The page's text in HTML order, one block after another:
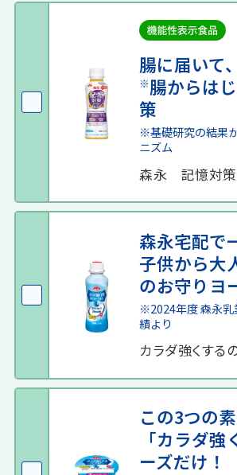
腸に届いて
※腸からは
策
※基礎研究の結果
ニズム
森永 記憶対策
森永宅配で
子供から大
のお守りヨ
※2024年度 森永乳
績より
カラダ強くする
この3つの
「カラダ強
ーズだけ！